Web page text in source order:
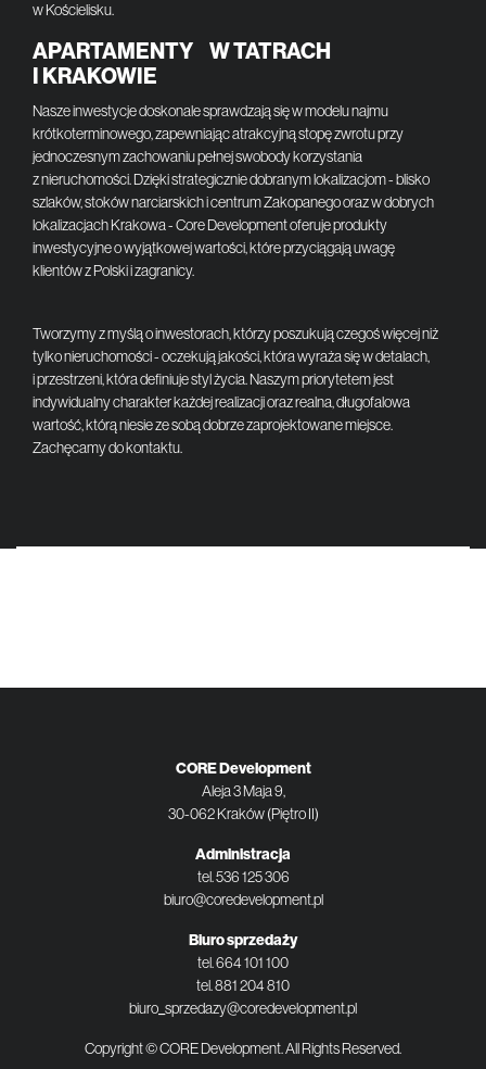
w Kościelisku.
APARTAMENTY W TATRACH
I KRAKOWIE
Nasze inwestycje doskonale sprawdzają się w modelu najmu
krótkoterminowego, zapewniając atrakcyjną stopę zwrotu przy
jednoczesnym zachowaniu pełnej swobody korzystania
z nieruchomości. Dzięki strategicznie dobranym lokalizacjom - blisko
szlaków, stoków narciarskich i centrum Zakopanego oraz w dobrych
lokalizacjach Krakowa - Core Development oferuje produkty
inwestycyjne o wyjątkowej wartości, które przyciągają uwagę
klientów z Polski i zagranicy.
Tworzymy z myślą o inwestorach, którzy poszukują czegoś więcej niż
tylko nieruchomości - oczekują jakości, która wyraża się w detalach,
i przestrzeni, która definiuje styl życia. Naszym priorytetem jest
indywidualny charakter każdej realizacji oraz realna, długofalowa
wartość, którą niesie ze sobą dobrze zaprojektowane miejsce.
Zachęcamy do kontaktu.
CORE Development
Aleja 3 Maja 9,
30-062 Kraków (Piętro II)
Administracja
tel.536 125 306
biuro@coredevelopment.pl
Biuro sprzedaży
tel.664 101 100
tel.881 204 810
biuro_sprzedazy@coredevelopment.pl
Copyright © CORE Development. All Rights Reserved.